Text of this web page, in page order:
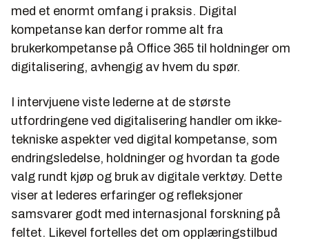
med et enormt omfang i praksis. Digital
kompetanse kan derfor romme alt fra
brukerkompetanse på Office 365 til holdninger om
digitalisering, avhengig av hvem du spør.
I intervjuene viste lederne at de største
utfordringene ved digitalisering handler om ikke-
tekniske aspekter ved digital kompetanse, som
endringsledelse, holdninger og hvordan ta gode
valg rundt kjøp og bruk av digitale verktøy. Dette
viser at lederes erfaringer og refleksjoner
samsvarer godt med internasjonal forskning på
feltet. Likevel fortelles det om opplæringstilbud